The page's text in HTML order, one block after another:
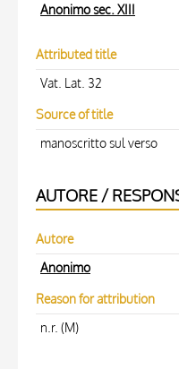
Anonimo sec. XIII
Attributed title
Vat. Lat. 32
Source of title
manoscritto sul verso
AUTORE /
Autore
Anonimo
Reason for attribution
n.r. (M)